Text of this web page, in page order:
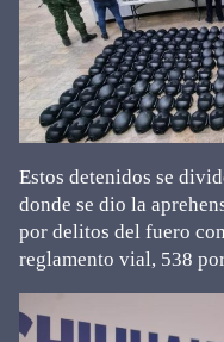
Estos detenidos se
donde se dio la
por delitos del fuero
reglamento vial, 538